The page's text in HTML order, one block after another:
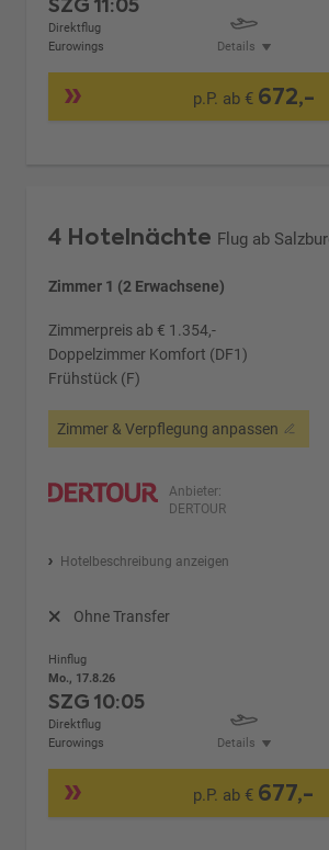
Direktflug
Eurowings
Details
p.P. ab € 672,-
4 Hotelnächte Flug ab
Zimmer 1 (2 Erwachsene)
Zimmerpreis ab € 1.354,-
Doppelzimmer Komfort (DF1)
Frühstück (F)
Zimmer & Verpflegung anpassen
Anbieter:
DERTOUR
Hotelbeschreibung anzeigen
Ohne Transfer
Hinflug
Mo., 17.8.26
SZG10:05
Direktflug
Eurowings
Details
p.P. ab € 677,-